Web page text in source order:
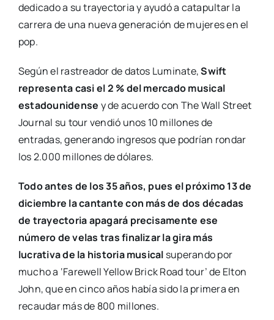
dedicado a su trayectoria y ayudó a catapultar la
carrera de una nueva generación de mujeres en el
pop.
Según el rastreador de datos Luminate,Swift
representa casi el 2 % del mercado musical
estadounidense y de acuerdo con The Wall Street
Journal su tour vendió unos 10 millones de
entradas, generando ingresos que podrían rondar
los 2.000 millones de dólares.
Todo antes de los 35 años, pues el próximo 13 de
diciembre la cantante con más de dos décadas
de trayectoria apagará precisamente ese
número de velas tras finalizar la gira más
lucrativa de la historia musical superando por
mucho a ‘Farewell Yellow Brick Road tour’ de Elton
John, que en cinco años había sido la primera en
recaudar más de 800 millones.